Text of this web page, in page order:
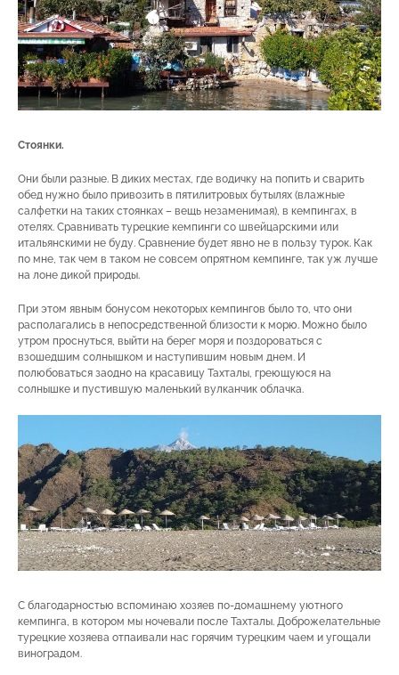
Стоянки.
Они были разные. В диких местах, где водичку на попить и сварить
обед нужно было привозить в пятилитровых бутылях (влажные
салфетки на таких стоянках – вещь незаменимая), в кемпингах, в
отелях. Сравнивать турецкие кемпинги со швейцарскими или
итальянскими не буду. Сравнение будет явно не в пользу турок. Как
по мне, так чем в таком не совсем опрятном кемпинге, так уж лучше
на лоне дикой природы.
При этом явным бонусом некоторых кемпингов было то, что они
располагались в непосредственной близости к морю. Можно было
утром проснуться, выйти на берег моря и поздороваться с
взошедшим солнышком и наступившим новым днем. И
полюбоваться заодно на красавицу Тахталы, греющуюся на
солнышке и пустившую маленький вулканчик облачка.
С благодарностью вспоминаю хозяев по-домашнему уютного
кемпинга, в котором мы ночевали после Тахталы. Доброжелательные
турецкие хозяева отпаивали нас горячим турецким чаем и угощали
виноградом.